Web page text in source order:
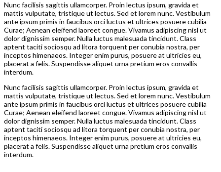
Nunc facilisis sagittis ullamcorper. Proin lectus ipsum, gravida et
mattis vulputate, tristique ut lectus. Sed et lorem nunc. Vestibulum
ante ipsum primis in faucibus orci luctus et ultrices posuere cubilia
Curae; Aenean eleifend laoreet congue. Vivamus adipiscing nisl ut
dolor dignissim semper. Nulla luctus malesuada tincidunt. Class
aptent taciti sociosqu ad litora torquent per conubia nostra, per
inceptos himenaeos. Integer enim purus, posuere at ultricies eu,
placerat a felis. Suspendisse aliquet urna pretium eros convallis
interdum.
Nunc facilisis sagittis ullamcorper. Proin lectus ipsum, gravida et
mattis vulputate, tristique ut lectus. Sed et lorem nunc. Vestibulum
ante ipsum primis in faucibus orci luctus et ultrices posuere cubilia
Curae; Aenean eleifend laoreet congue. Vivamus adipiscing nisl ut
dolor dignissim semper. Nulla luctus malesuada tincidunt. Class
aptent taciti sociosqu ad litora torquent per conubia nostra, per
inceptos himenaeos. Integer enim purus, posuere at ultricies eu,
placerat a felis. Suspendisse aliquet urna pretium eros convallis
interdum.